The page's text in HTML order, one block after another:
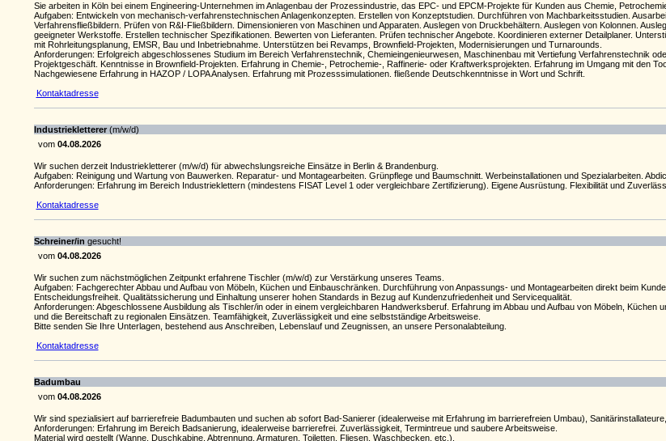
Sie arbeiten in Köln bei einem Engineering-Unternehmen im Anlagenbau der Prozessindustrie, das EPC- und EPCM-Projekte für Kunden aus Chemie,
Aufgaben: Entwickeln von mechanisch-verfahrenstechnischen Anlagenkonzepten. Erstellen von Konzeptstudien. Durchführen von Machbarkeitsstudien.
Verfahrensfließbildern. Prüfen von R&I-Fließbildern. Dimensionieren von Maschinen und Apparaten. Auslegen von Druckbehältern. Auslegen von Kolonnen.
geeigneter Werkstoffe. Erstellen technischer Spezifikationen. Bewerten von Lieferanten. Prüfen technischer Angebote. Koordinieren externer Detailplaner.
mit Rohrleitungsplanung, EMSR, Bau und Inbetriebnahme. Unterstützen bei Revamps, Brownfield-Projekten, Modernisierungen und Turnarounds.
Anforderungen: Erfolgreich abgeschlossenes Studium im Bereich Verfahrenstechnik, Chemieingenieurwesen, Maschinenbau mit Vertiefung Verfahrenstechnik
Projektgeschäft. Kenntnisse in Brownfield-Projekten. Erfahrung in Chemie-, Petrochemie-, Raffinerie- oder Kraftwerksprojekten. Erfahrung im Umgang mit den
Nachgewiesene Erfahrung in HAZOP / LOPA Analysen. Erfahrung mit Prozesssimulationen. fließende Deutschkenntnisse in Wort und Schrift.
Kontaktadresse
Industriekletterer(m/w/d)
vom 04.08.2026
Wir suchen derzeit Industriekletterer (m/w/d) für abwechslungsreiche Einsätze in Berlin & Brandenburg.
Aufgaben: Reinigung und Wartung von Bauwerken. Reparatur- und Montagearbeiten. Grünpflege und Baumschnitt. Werbeinstallationen und Spezialarbeiten.
Anforderungen: Erfahrung im Bereich Industrieklettern (mindestens FISAT Level 1 oder vergleichbare Zertifizierung). Eigene Ausrüstung. Flexibilität und
Kontaktadresse
Schreiner/in gesucht!
vom 04.08.2026
Wir suchen zum nächstmöglichen Zeitpunkt erfahrene Tischler (m/w/d) zur Verstärkung unseres Teams.
Aufgaben: Fachgerechter Abbau und Aufbau von Möbeln, Küchen und Einbauschränken. Durchführung von Anpassungs- und Montagearbeiten direkt beim
Entscheidungsfreiheit. Qualitätssicherung und Einhaltung unserer hohen Standards in Bezug auf Kundenzufriedenheit und Servicequalität.
Anforderungen: Abgeschlossene Ausbildung als Tischler/in oder in einem vergleichbaren Handwerksberuf. Erfahrung im Abbau und Aufbau von Möbeln,
und die Bereitschaft zu regionalen Einsätzen. Teamfähigkeit, Zuverlässigkeit und eine selbstständige Arbeitsweise.
Bitte senden Sie Ihre Unterlagen, bestehend aus Anschreiben, Lebenslauf und Zeugnissen, an unsere Personalabteilung.
Kontaktadresse
Badumbau
vom 04.08.2026
Wir sind spezialisiert auf barrierefreie Badumbauten und suchen ab sofort Bad-Sanierer (idealerweise mit Erfahrung im barrierefreien Umbau),
Anforderungen: Erfahrung im Bereich Badsanierung, idealerweise barrierefrei. Zuverlässigkeit, Termintreue und saubere Arbeitsweise.
Material wird gestellt (Wanne, Duschkabine, Abtrennung, Armaturen, Toiletten, Fliesen, Waschbecken, etc.).